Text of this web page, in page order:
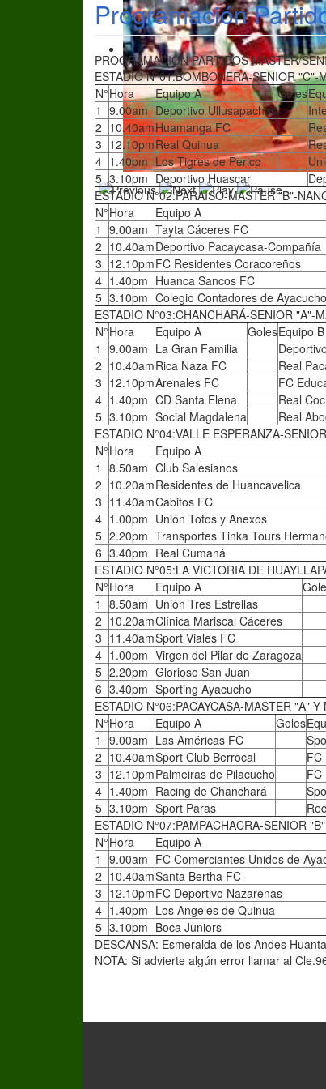
Programación
PROGRAMACIÓN PARTIDOS MASTER/
ESTADIO N°01:BOMBONERA-SENIOR "C"-
N°Hora Equipo A Goles
1 9.00am Deportivo Ullusapachas
2 10.40amHuamanga FC
3 12.10pmReal Quinua
4 1.40pm Los Tigres de Perico
5 3.10pm Deportivo Huascar
ESTADIO N°02:PARAISO-MASTER "B"-
N°Hora Equipo A
1 9.00am Tayta Cáceres FC
2 10.40amDeportivo Pacaycasa-Compañía
3 12.10pmFC Residentes Coracoreños
4 1.40pm Huanca Sancos FC
5 3.10pm Colegio Contadores de Ayacucho
ESTADIO N°03:CHANCHARÁ-SENIOR "A"-
N°Hora Equipo A GolesEquipo B
1 9.00am La Gran Familia
2 10.40amRica Naza FC
Real
3 12.10pmArenales FC
FC
4 1.40pm CD Santa Elena
Real
5 3.10pm Social Magdalena
Real
ESTADIO N°04:VALLE ESPERANZA-
N°Hora Equipo A
1 8.50am Club Salesianos
2 10.20amResidentes de Huancavelica
3 11.40amCabitos FC
4 1.00pm Unión Totos y Anexos
5 2.20pm Transportes Tinka Tours
6 3.40pm Real Cumaná
ESTADIO N°05:LA VICTORIA DE
N°Hora Equipo A
1 8.50am Unión Tres Estrellas
2 10.20amClínica Mariscal Cáceres
3 11.40amSport Viales FC
4 1.00pm Virgen del Pilar de Zaragoza
5 2.20pm Glorioso San Juan
6 3.40pm Sporting Ayacucho
ESTADIO N°06:PACAYCASA-MASTER "A"
N°Hora Equipo A Goles
1 9.00am Las Américas FC
2 10.40amSport Club Berrocal FC
3 12.10pmPalmeiras de Pilacucho FC
4 1.40pm Racing de Chanchará
5 3.10pm Sport Paras
ESTADIO N°07:PAMPACHACRA-SENIOR
N°Hora Equipo A
1 9.00am FC Comerciantes Unidos de
2 10.40amSanta Bertha FC
3 12.10pmFC Deportivo Nazarenas
4 1.40pm Los Angeles de Quinua
5 3.10pm Boca Juniors
DESCANSA: Esmeralda de los Andes
NOTA: Si advierte algún error llamar al